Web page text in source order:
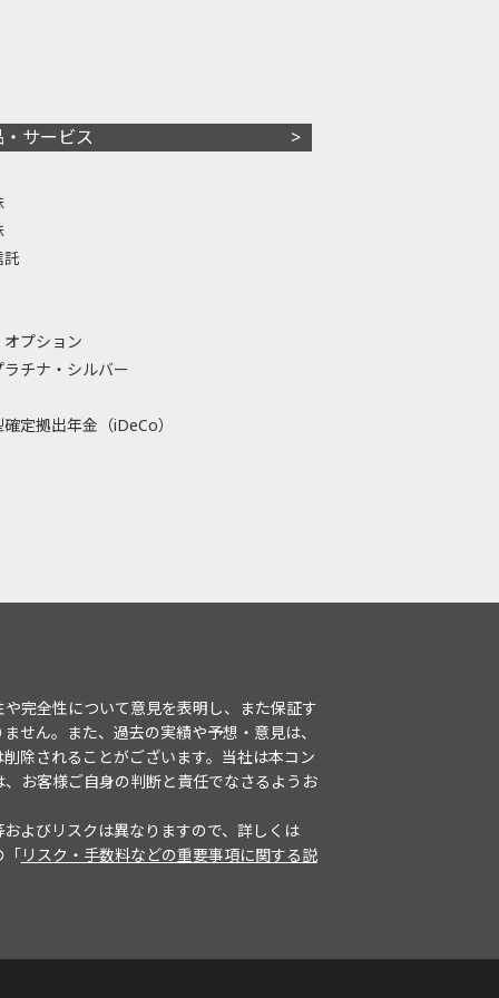
・サービス
託
プション
ラチナ・シルバー
定拠出年金（iDeCo）
完全性について意見を表明し、また保証す
せん。また、過去の実績や予想・意見は、
除されることがございます。当社は本コン
お客様ご自身の判断と責任でなさるようお
よびリスクは異なりますので、詳しくは
「リスク・手数料などの重要事項に関する説